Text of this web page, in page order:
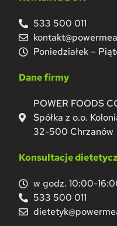
533 500 011
Poniedziałek –
Dane firmy
POWER FOODS
Spółka z o.o.
32-500 Chrzanów
Konsultacje
w godz. 10:00-
533 500 011